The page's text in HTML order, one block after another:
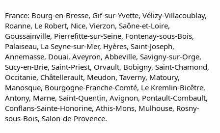
France: Bourg-en-Bresse, Gif-sur-Yvette, Vélizy-Villacoublay,
Roanne, Le Robert, Nice, Vierzon, Saône-et-Loire,
Goussainville, Pierrefitte-sur-Seine, Fontenay-sous-Bois,
Palaiseau, La Seyne-sur-Mer, Hyères, Saint-Joseph,
Annemasse, Douai, Aveyron, Abbeville, Savigny-sur-Orge,
Sucy-en-Brie, Saint-Priest, Orvault, Bobigny, Saint-Chamond,
Occitanie, Châtellerault, Meudon, Taverny, Matoury,
Manosque, Bourgogne-Franche-Comté, Le Kremlin-Bicêtre,
Antony, Marne, Saint-Quentin, Avignon, Pontault-Combault,
Conflans-Sainte-Honorine, Athis-Mons, Mulhouse, Rosny-
sous-Bois, Salon-de-Provence.